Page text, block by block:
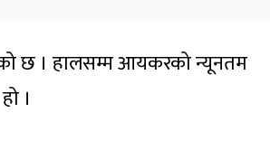
छ । हालसम्म आयकरको न्यूनतम
।